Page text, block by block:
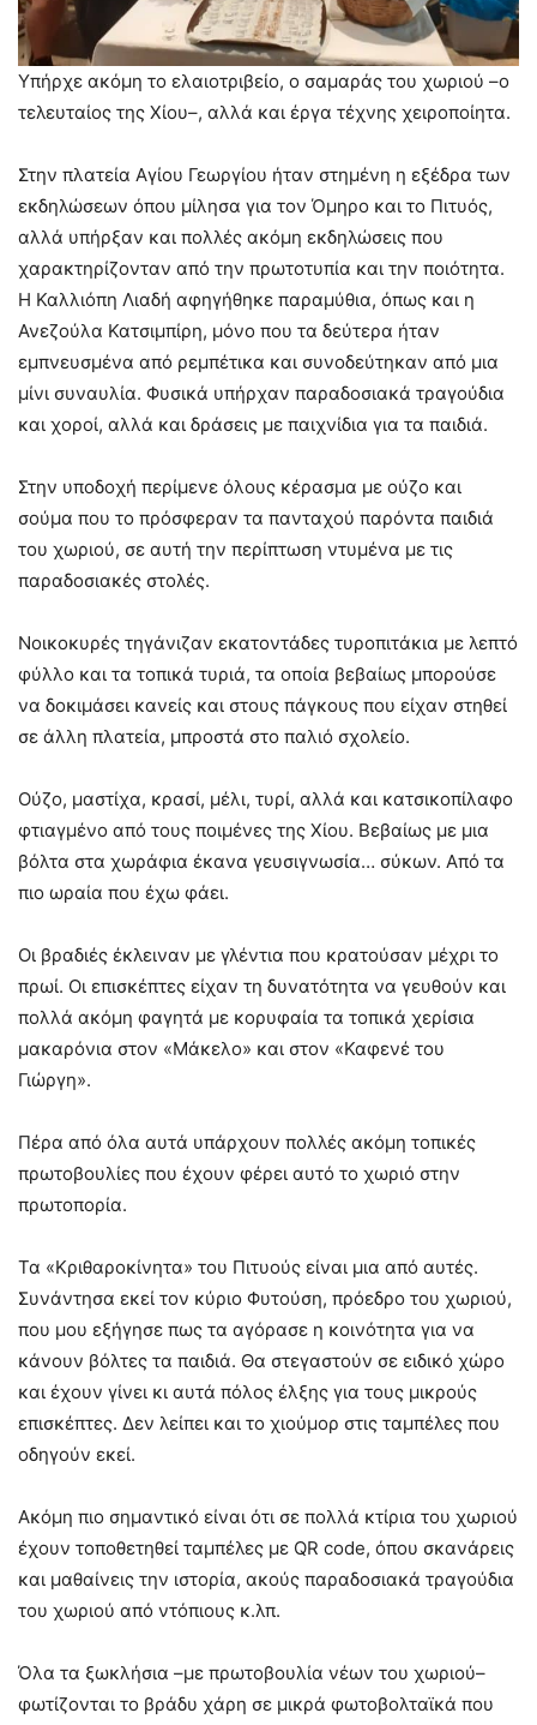
Υπήρχε ακόμη το ελαιοτριβείο, ο σαμαράς του χωριού –ο
τελευταίος της Χίου–, αλλά και έργα τέχνης χειροποίητα.
Στην πλατεία Αγίου Γεωργίου ήταν στημένη η εξέδρα των
εκδηλώσεων όπου μίλησα για τον Όμηρο και το Πιτυός,
αλλά υπήρξαν και πολλές ακόμη εκδηλώσεις που
χαρακτηρίζονταν από την πρωτοτυπία και την ποιότητα.
Η Καλλιόπη Λιαδή αφηγήθηκε παραμύθια, όπως και η
Ανεζούλα Κατσιμπίρη, μόνο που τα δεύτερα ήταν
εμπνευσμένα από ρεμπέτικα και συνοδεύτηκαν από μια
μίνι συναυλία. Φυσικά υπήρχαν παραδοσιακά τραγούδια
και χοροί, αλλά και δράσεις με παιχνίδια για τα παιδιά.
Στην υποδοχή περίμενε όλους κέρασμα με ούζο και
σούμα που το πρόσφεραν τα πανταχού παρόντα παιδιά
του χωριού, σε αυτή την περίπτωση ντυμένα με τις
παραδοσιακές στολές.
Νοικοκυρές τηγάνιζαν εκατοντάδες τυροπιτάκια με λεπτό
φύλλο και τα τοπικά τυριά, τα οποία βεβαίως μπορούσε
να δοκιμάσει κανείς και στους πάγκους που είχαν στηθεί
σε άλλη πλατεία, μπροστά στο παλιό σχολείο.
Ούζο, μαστίχα, κρασί, μέλι, τυρί, αλλά και κατσικοπίλαφο
φτιαγμένο από τους ποιμένες της Χίου. Βεβαίως με μια
βόλτα στα χωράφια έκανα γευσιγνωσία… σύκων. Από τα
πιο ωραία που έχω φάει.
Οι βραδιές έκλειναν με γλέντια που κρατούσαν μέχρι το
πρωί. Οι επισκέπτες είχαν τη δυνατότητα να γευθούν και
πολλά ακόμη φαγητά με κορυφαία τα τοπικά χερίσια
μακαρόνια στον «Μάκελο» και στον «Καφενέ του
Γιώργη».
Πέρα από όλα αυτά υπάρχουν πολλές ακόμη τοπικές
πρωτοβουλίες που έχουν φέρει αυτό το χωριό στην
πρωτοπορία.
Τα «Κριθαροκίνητα» του Πιτυούς είναι μια από αυτές.
Συνάντησα εκεί τον κύριο Φυτούση, πρόεδρο του χωριού,
που μου εξήγησε πως τα αγόρασε η κοινότητα για να
κάνουν βόλτες τα παιδιά. Θα στεγαστούν σε ειδικό χώρο
και έχουν γίνει κι αυτά πόλος έλξης για τους μικρούς
επισκέπτες. Δεν λείπει και το χιούμορ στις ταμπέλες που
οδηγούν εκεί.
Ακόμη πιο σημαντικό είναι ότι σε πολλά κτίρια του χωριού
έχουν τοποθετηθεί ταμπέλες με QR code, όπου σκανάρεις
και μαθαίνεις την ιστορία, ακούς παραδοσιακά τραγούδια
του χωριού από ντόπιους κ.λπ.
Όλα τα ξωκλήσια –με πρωτοβουλία νέων του χωριού–
φωτίζονται το βράδυ χάρη σε μικρά φωτοβολταϊκά που